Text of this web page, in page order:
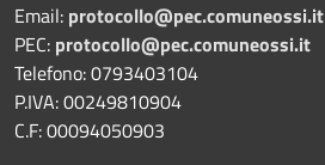
Email: protocollo@pec.comuneossi.it
PEC: protocollo@pec.comuneossi.it
Telefono: 0793403104
P.IVA: 00249810904
C.F: 00094050903